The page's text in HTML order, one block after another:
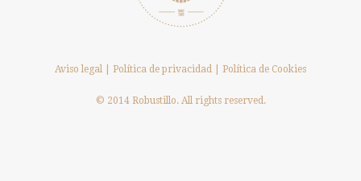
Aviso legal Política de privacidad Política de Cookies
© 2014 Robustillo. All rights reserved.